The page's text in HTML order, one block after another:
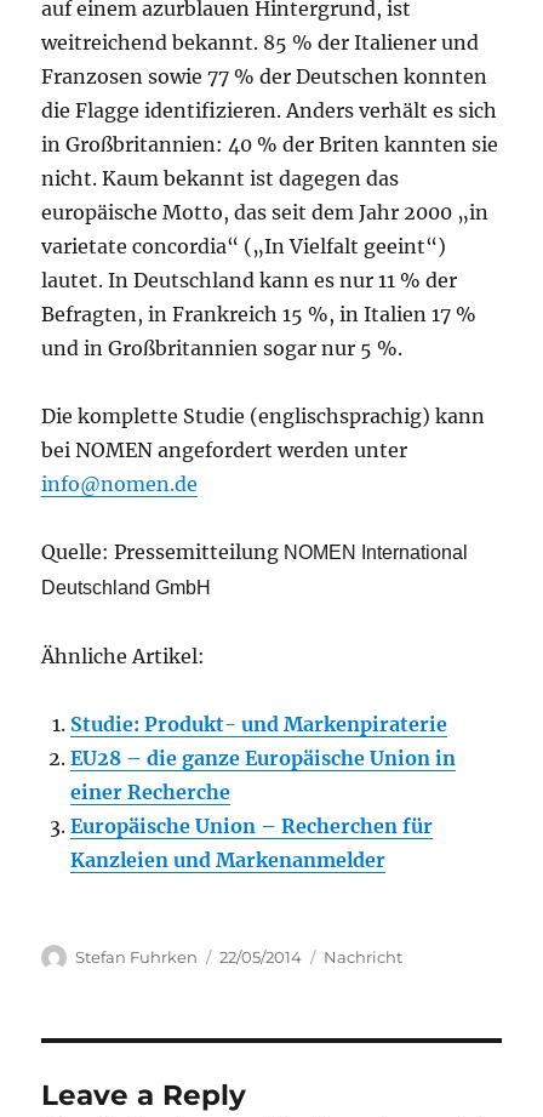
auf einem azurblauen Hintergrund, ist
weitreichend bekannt. 85 % der Italiener und
Franzosen sowie 77 % der Deutschen konnten
die Flagge identifizieren. Anders verhält es sich
in Großbritannien: 40 % der Briten kannten sie
nicht. Kaum bekannt ist dagegen das
europäische Motto, das seit dem Jahr 2000 „in
varietate concordia“ („In Vielfalt geeint“)
lautet. In Deutschland kann es nur 11 % der
Befragten, in Frankreich 15 %, in Italien 17 %
und in Großbritannien sogar nur 5 %.
Die komplette Studie (englischsprachig) kann
bei NOMEN angefordert werden unter
info@nomen.de
Quelle: Pressemitteilung NOMEN International
Deutschland GmbH
Ähnliche Artikel:
Studie: Produkt- und Markenpiraterie
EU28 – die ganze Europäische Union in
einer Recherche
Europäische Union – Recherchen für
Kanzleien und Markenanmelder
Author
Stefan Fuhrken
Posted
22/05/2014 Categories
Nachricht
Leave a Reply